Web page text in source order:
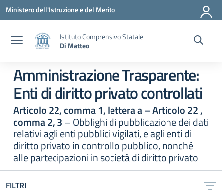
Vai ai contenuti
Vai al menu di navigazione
Vai al footer
Ministero dell'Istruzione e del Merito
Istituto Comprensivo Statale
Di Matteo
Amministrazione Trasparente:
Enti di diritto privato controllati
Articolo 22, comma 1, lettera a – Articolo 22 ,
comma 2, 3– Obblighi di pubblicazione dei dati
relativi agli enti pubblici vigilati, e agli enti di
diritto privato in controllo pubblico, nonché
alle partecipazioni in società di diritto privato
FILTRI